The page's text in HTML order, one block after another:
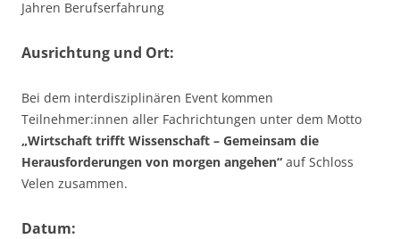
Jahren Berufserfahrung
Ausrichtung und Ort:
Bei dem interdisziplinären Event kommen
Teilnehmer:innen aller Fachrichtungen unter dem Motto
„Wirtschaft trifft Wissenschaft – Gemeinsam die
Herausforderungen von morgen angehen“ auf Schloss
Velen zusammen.
Datum: